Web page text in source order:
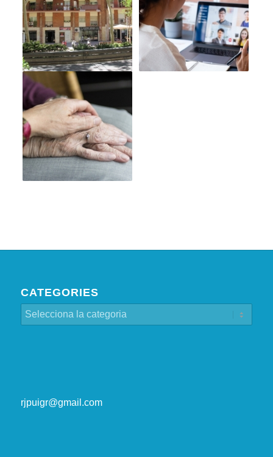
CATEGORIES
Categories
rjpuigr@gmail.com